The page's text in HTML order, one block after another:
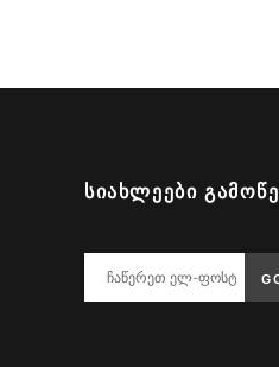
ᲡᲘᲐᲮᲚᲔᲔᲑᲘ